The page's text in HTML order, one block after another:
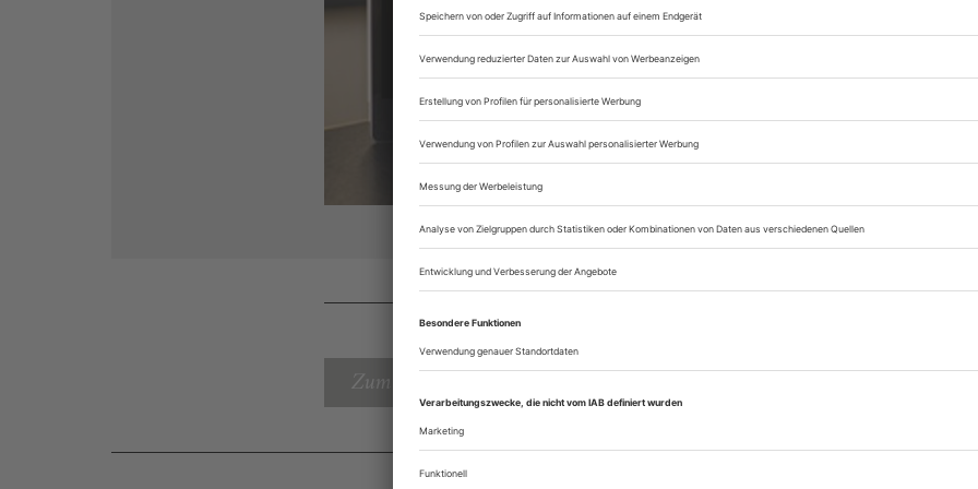
Sie können alle Vorteile
Zum Inhaltsverzeichnis